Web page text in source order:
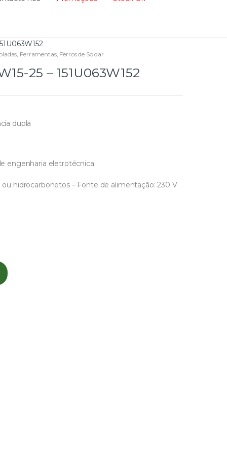
Ferramentas, Ferros de Soldar
25 – 151U063W152
dupla
engenharia eletrotécnica
hidrocarbonetos – Fonte de alimentação: 230 V